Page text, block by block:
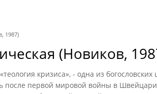
1987)
(Новиков,
кризиса», - одна из богословских
после первой мировой войны в